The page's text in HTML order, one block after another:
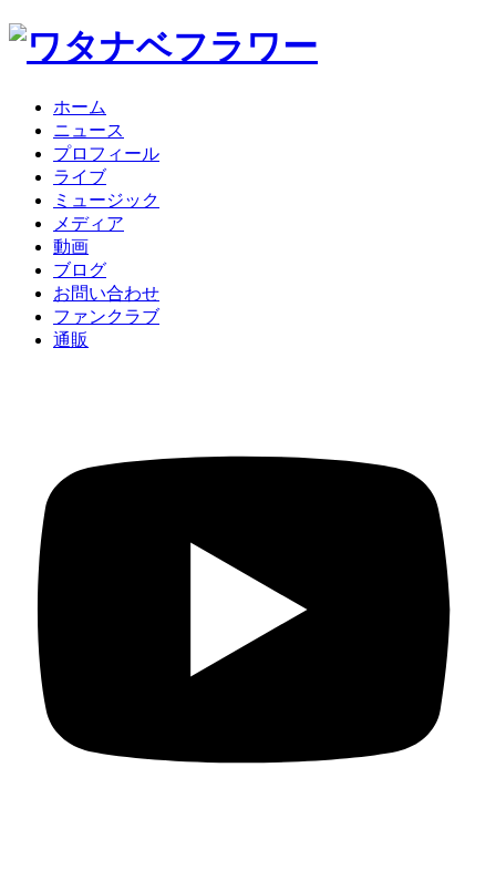
ホーム
ニュース
プロフィール
ライブ
ミュージック
メディア
動画
ブログ
お問い合わせ
ファンクラブ
通販